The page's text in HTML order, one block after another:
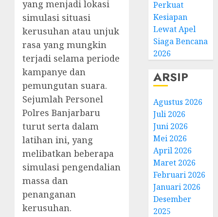
yang menjadi lokasi
simulasi situasi
kerusuhan atau unjuk
rasa yang mungkin
terjadi selama periode
kampanye dan
pemungutan suara.
Sejumlah Personel
Polres Banjarbaru
turut serta dalam
latihan ini, yang
melibatkan beberapa
simulasi pengendalian
massa dan
penanganan
kerusuhan.
Perkuat
Kesiapan
Lewat Apel
Siaga Bencana
2026
ARSIP
Agustus 2026
Juli 2026
Juni 2026
Mei 2026
April 2026
Maret 2026
Februari 2026
Januari 2026
Desember
2025